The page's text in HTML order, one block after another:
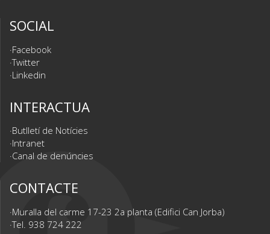
SOCIAL
Facebook
Twitter
Linkedin
INTERACTUA
Butlletí de Notícies
Intranet
Canal de denúncies
CONTACTE
Muralla del carme 17-23 2a planta (Edifici Can Jorba)
Tel. 938 724 222